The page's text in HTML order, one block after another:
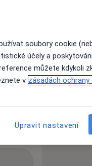
služby
a
soubory cookie
účely a
můžete kdykoli
v zásadách
Upravit nastavení